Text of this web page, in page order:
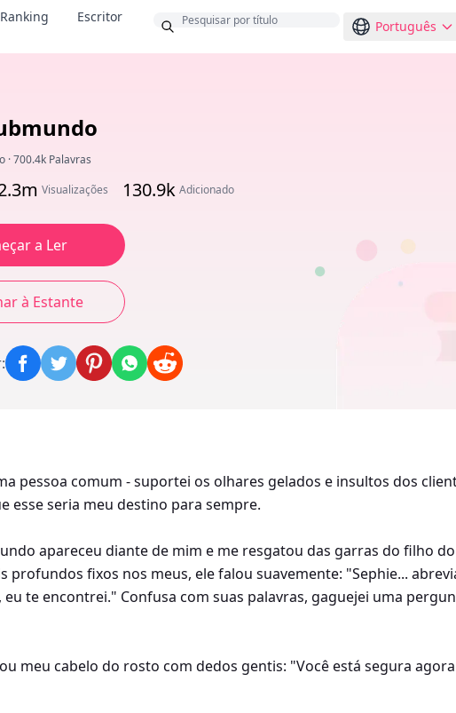
Ranking Escritor
Português
·700.4k Palavras
Visualizações 130.9k Adicionado
a Ler
à Estante
:
pessoa comum - suportei os olhares gelados e insultos dos
esse seria meu destino para sempre.
apareceu diante de mim e me resgatou das garras do filho
profundos fixos nos meus, ele falou suavemente: "Sephie...
te encontrei." Confusa com suas palavras, gaguejei uma
meu cabelo do rosto com dedos gentis: "Você está segura